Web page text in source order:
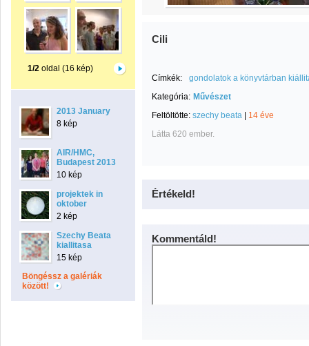
1/2oldal (16 kép)
2013 January
8 kép
AIR/HMC,
Budapest 2013
10 kép
projektek in
oktober
2 kép
Szechy Beata
kiallitasa
15 kép
Böngéssz a galériák
között!
Cili
Címkék:
gondolatok a könyvtárban
Kategória: Művészet
Feltöltötte: szechy beata
14 éve
Látta 620 ember.
Értékeld!
Kommentáld!